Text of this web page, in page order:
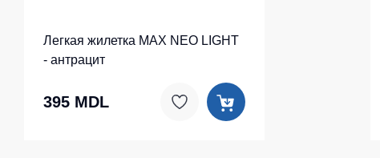
Легкая жилетка MAX NEO LIGHT
- антрацит
395 MDL